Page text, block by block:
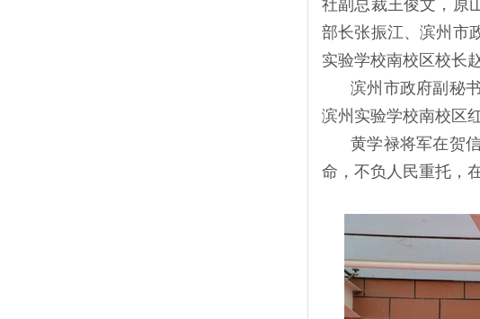
社副总裁王俊文，原
部长张振江、滨州市
实验学校南校区校长
滨州市政府副秘
滨州实验学校南校区
黄学禄将军在贺
命，不负人民重托，